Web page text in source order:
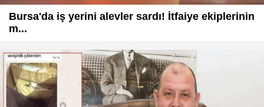
Bursa'da iş yerini alevler sardı! İtfaiye ekiplerinin
m...